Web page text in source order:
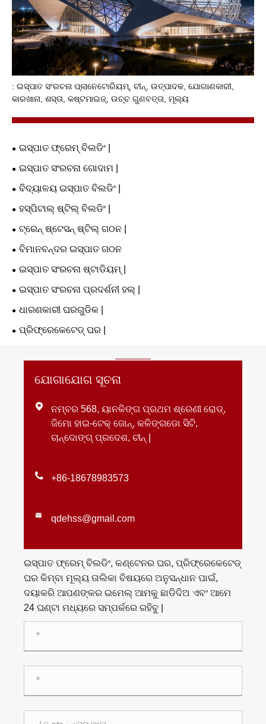
: ଇସ୍ପାତ ସଂରଚନା ପ୍ଲାନେଟୋରିୟମ୍, ଚୀନ୍, ଉତ୍ପାଦକ, ଯୋଗାଣକାରୀ,
କାରଖାନା, ଶସ୍ତା, କଷ୍ଟମାଇଜ୍, ଉଚ୍ଚ ଗୁଣବତ୍ତା, ମୂଲ୍ୟ
ଇସ୍ପାତ ଫ୍ରେମ୍ ବିଲଡିଂ |
ଇସ୍ପାତ ସଂରଚନା ଗୋଦାମ |
ବିଦ୍ୟାଳୟ ଇସ୍ପାତ ବିଲଡିଂ |
ହସ୍ପିଟାଲ୍ ଷ୍ଟିଲ୍ ବିଲଡିଂ |
ଟ୍ରେନ୍ ଷ୍ଟେସନ୍ ଷ୍ଟିଲ୍ ଗଠନ |
ବିମାନବନ୍ଦର ଇସ୍ପାତ ଗଠନ
ଇସ୍ପାତ ସଂରଚନା ଷ୍ଟାଡିୟମ୍ |
ଇସ୍ପାତ ସଂରଚନା ପ୍ରଦର୍ଶନୀ ହଲ୍ |
ଧାରଣକାରୀ ଘରଗୁଡିକ |
ପ୍ରିଫ୍ରେକେଟେଡ୍ ଘର |
ଯୋଗାଯୋଗ ସୂଚନା

ନମ୍ବର 568, ୟାନକିଙ୍ଗ ପ୍ରଥମ ଶ୍ରେଣୀ ରୋଡ୍,
ଜିମୋ ହାଇ-ଟେକ୍ ଜୋନ୍, କଳିଙ୍ଗଡୋ ସିଟି,
ଚାନ୍ଦୋଙ୍ଗ୍ ପ୍ରଦେଶ, ଚୀନ୍ |
 +86-18678983573
 qdehss@gmail.com
ଇସ୍ପାତ ଫ୍ରେମ୍ ବିଲଡିଂ, କଣ୍ଟେନର ଘର, ପ୍ରିଫ୍ରେକେଟେଡ୍
ଘର କିମ୍ବା ମୂଲ୍ୟ ତାଲିକା ବିଷୟରେ ଅନୁସନ୍ଧାନ ପାଇଁ,
ଦୟାକରି ଆପଣଙ୍କର ଇମେଲ୍ ଆମକୁ ଛାଡିଦିଅ ଏବଂ ଆମେ
24 ଘଣ୍ଟା ମଧ୍ୟରେ ସମ୍ପର୍କରେ ରହିବୁ |